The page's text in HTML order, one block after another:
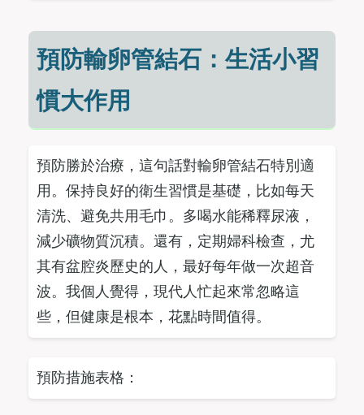
預防輸卵管結石：生活小習
慣大作用
預防勝於治療，這句話對輸卵管結石特別適
用。保持良好的衛生習慣是基礎，比如每天
清洗、避免共用毛巾。多喝水能稀釋尿液，
減少礦物質沉積。還有，定期婦科檢查，尤
其有盆腔炎歷史的人，最好每年做一次超音
波。我個人覺得，現代人忙起來常忽略這
些，但健康是根本，花點時間值得。
預防措施表格：